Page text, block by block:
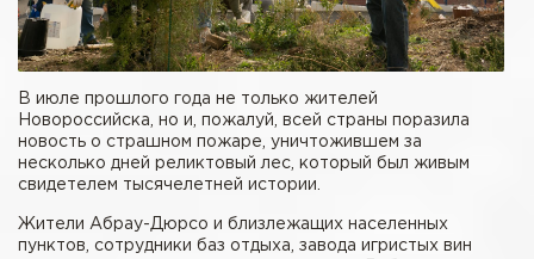
В июле прошлого года не только жителей
Новороссийска, но и, пожалуй, всей страны поразила
новость о страшном пожаре, уничтожившем за
несколько дней реликтовый лес, который был живым
свидетелем тысячелетней истории.
Жители Абрау-Дюрсо и близлежащих населенных
пунктов, сотрудники баз отдыха, завода игристых вин